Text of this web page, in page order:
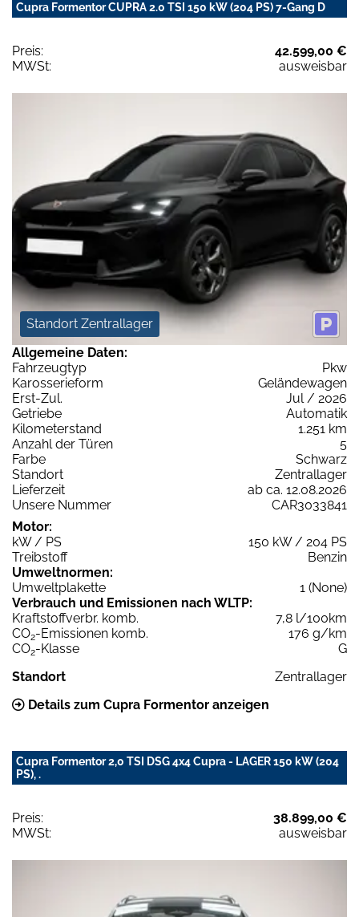
Cupra Formentor CUPRA 2.0 TSI 150 kW (204 PS) 7-Gang D
Preis:
42.599,00 €
MWSt:
ausweisbar
Standort Zentrallager
Allgemeine Daten:
Fahrzeugtyp
Pkw
Karosserieform
Geländewagen
Erst-Zul.
Jul / 2026
Getriebe
Automatik
Kilometerstand
1.251 km
Anzahl der Türen
5
Farbe
Schwarz
Standort
Zentrallager
Lieferzeit
ab ca. 12.08.2026
Unsere Nummer
CAR3033841
Motor:
kW / PS
150 kW / 204 PS
Treibstoff
Benzin
Umweltnormen:
Umweltplakette
1 (None)
Verbrauch und Emissionen nach WLTP:
Kraftstoffverbr. komb.
7,8 l/100km
CO2-Emissionen komb.
176 g/km
CO2-Klasse
G
Standort
Zentrallager
Details zum Cupra Formentor anzeigen
Cupra Formentor 2,0 TSI DSG 4x4 Cupra - LAGER 150 kW (204
PS), .
Preis:
38.899,00 €
MWSt:
ausweisbar